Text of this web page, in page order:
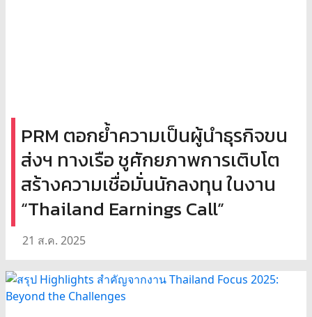
PRM ตอกย้ำความเป็นผู้นำธุรกิจขน
ส่งฯ ทางเรือ ชูศักยภาพการเติบโต
สร้างความเชื่อมั่นนักลงทุน ในงาน
“Thailand Earnings Call”
21 ส.ค. 2025